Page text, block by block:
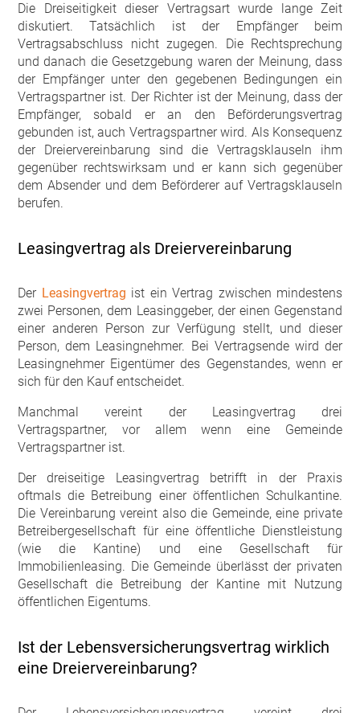
Die Dreiseitigkeit dieser Vertragsart wurde lange Zeit
diskutiert. Tatsächlich ist der Empfänger beim
Vertragsabschluss nicht zugegen. Die Rechtsprechung
und danach die Gesetzgebung waren der Meinung, dass
der Empfänger unter den gegebenen Bedingungen ein
Vertragspartner ist. Der Richter ist der Meinung, dass der
Empfänger, sobald er an den Beförderungsvertrag
gebunden ist, auch Vertragspartner wird. Als Konsequenz
der Dreiervereinbarung sind die Vertragsklauseln ihm
gegenüber rechtswirksam und er kann sich gegenüber
dem Absender und dem Beförderer auf Vertragsklauseln
berufen.
Leasingvertrag als Dreiervereinbarung
Der Leasingvertrag ist ein Vertrag zwischen mindestens
zwei Personen, dem Leasinggeber, der einen Gegenstand
einer anderen Person zur Verfügung stellt, und dieser
Person, dem Leasingnehmer. Bei Vertragsende wird der
Leasingnehmer Eigentümer des Gegenstandes, wenn er
sich für den Kauf entscheidet.
Manchmal vereint der Leasingvertrag drei
Vertragspartner, vor allem wenn eine Gemeinde
Vertragspartner ist.
Der dreiseitige Leasingvertrag betrifft in der Praxis
oftmals die Betreibung einer öffentlichen Schulkantine.
Die Vereinbarung vereint also die Gemeinde, eine private
Betreibergesellschaft für eine öffentliche Dienstleistung
(wie die Kantine) und eine Gesellschaft für
Immobilienleasing. Die Gemeinde überlässt der privaten
Gesellschaft die Betreibung der Kantine mit Nutzung
öffentlichen Eigentums.
Ist der Lebensversicherungsvertrag wirklich
eine Dreiervereinbarung?